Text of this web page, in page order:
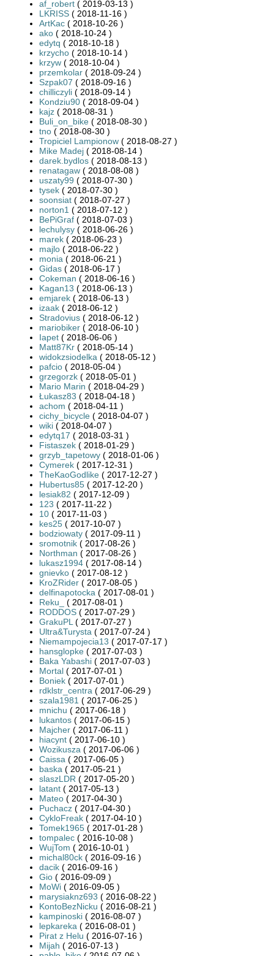
af_robert ( 2019-03-13 )
LKRISS ( 2018-11-16 )
ArtKac ( 2018-10-26 )
ako ( 2018-10-24 )
edytq ( 2018-10-18 )
krzycho ( 2018-10-14 )
krzyw ( 2018-10-04 )
przemkolar ( 2018-09-24 )
Szpak07 ( 2018-09-16 )
chilliczyli ( 2018-09-14 )
Kondziu90 ( 2018-09-04 )
kajz ( 2018-08-31 )
Buli_on_bike ( 2018-08-30 )
tno ( 2018-08-30 )
Tropiciel Lampionow ( 2018-08-27 )
Mike Madej ( 2018-08-14 )
darek.bydlos ( 2018-08-13 )
renatagaw ( 2018-08-08 )
uszaty99 ( 2018-07-30 )
tysek ( 2018-07-30 )
soonsiat ( 2018-07-27 )
norton1 ( 2018-07-12 )
BePiGraf ( 2018-07-03 )
lechulysy ( 2018-06-26 )
marek ( 2018-06-23 )
majlo ( 2018-06-22 )
monia ( 2018-06-21 )
Gidas ( 2018-06-17 )
Cokeman ( 2018-06-16 )
Kagan13 ( 2018-06-13 )
emjarek ( 2018-06-13 )
izaak ( 2018-06-12 )
Stradovius ( 2018-06-12 )
mariobiker ( 2018-06-10 )
Iapet ( 2018-06-06 )
Matt87Kr ( 2018-05-14 )
widokzsiodelka ( 2018-05-12 )
pafcio ( 2018-05-04 )
grzegorzk ( 2018-05-01 )
Mario Marin ( 2018-04-29 )
Łukasz83 ( 2018-04-18 )
achom ( 2018-04-11 )
cichy_bicycle ( 2018-04-07 )
wiki ( 2018-04-07 )
edytq17 ( 2018-03-31 )
Fistaszek ( 2018-01-29 )
grzyb_tapetowy ( 2018-01-06 )
Cymerek ( 2017-12-31 )
TheKaoGodlike ( 2017-12-27 )
Hubertus85 ( 2017-12-20 )
lesiak82 ( 2017-12-09 )
123 ( 2017-11-22 )
10 ( 2017-11-03 )
kes25 ( 2017-10-07 )
bodziowaty ( 2017-09-11 )
sromotnik ( 2017-08-26 )
Northman ( 2017-08-26 )
lukasz1994 ( 2017-08-14 )
gnievko ( 2017-08-12 )
KroZRider ( 2017-08-05 )
delfinapotocka ( 2017-08-01 )
Reku_
( 2017-08-01 )
RODDOS ( 2017-07-29 )
GrakuPL ( 2017-07-27 )
Ultra&Turysta ( 2017-07-24 )
Niemampojecia13 ( 2017-07-17 )
hansglopke ( 2017-07-03 )
Baka Yabashi ( 2017-07-03 )
Mortal ( 2017-07-01 )
Boniek ( 2017-07-01 )
rdklstr_centra ( 2017-06-29 )
szala1981 ( 2017-06-25 )
mnichu ( 2017-06-18 )
lukantos ( 2017-06-15 )
Majcher ( 2017-06-11 )
hiacynt ( 2017-06-10 )
Wozikusza ( 2017-06-06 )
Caissa ( 2017-06-05 )
baska ( 2017-05-21 )
slaszLDR ( 2017-05-20 )
latant ( 2017-05-13 )
Mateo ( 2017-04-30 )
Puchacz ( 2017-04-30 )
CykloFreak ( 2017-04-10 )
Tomek1965 ( 2017-01-28 )
tompalec ( 2016-10-08 )
WujTom ( 2016-10-01 )
michal80ck ( 2016-09-16 )
dacik ( 2016-09-16 )
Gio ( 2016-09-09 )
MoWi ( 2016-09-05 )
marysiaknz693 ( 2016-08-22 )
KontoBezNicku ( 2016-08-21 )
kampinoski ( 2016-08-07 )
lepkareka ( 2016-08-01 )
Pirat z Helu ( 2016-07-16 )
Mijah ( 2016-07-13 )